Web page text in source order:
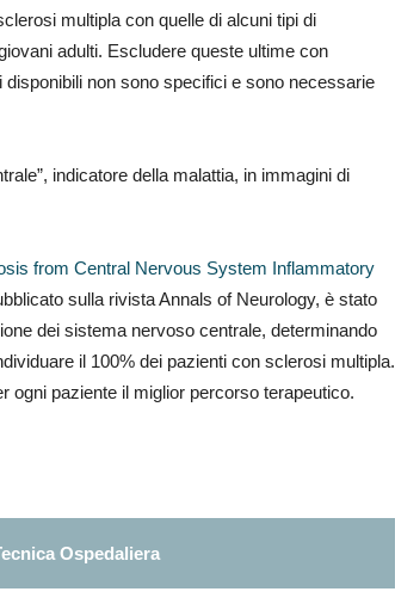
multipla con quelle di alcuni tipi di
adulti. Escludere queste ultime con
non sono specifici e sono necessarie
indicatore della malattia, in immagini di
from Central Nervous System Inflammatory
sulla rivista Annals of Neurology, è stato
dei sistema nervoso centrale, determinando
il 100% dei pazienti con sclerosi multipla.
ogni paziente il miglior percorso terapeutico.
Ospedaliera